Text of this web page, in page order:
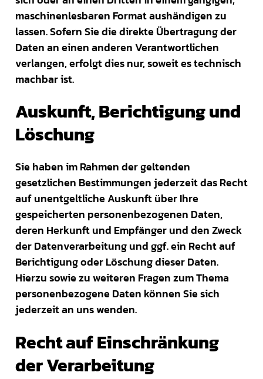
maschinenlesbaren Format aushändigen zu
lassen. Sofern Sie die direkte Übertragung der
Daten an einen anderen Verantwortlichen
verlangen, erfolgt dies nur, soweit es technisch
machbar ist.
Auskunft, Berichtigung und
Löschung
Sie haben im Rahmen der geltenden
gesetzlichen Bestimmungen jederzeit das Recht
auf unentgeltliche Auskunft über Ihre
gespeicherten personenbezogenen Daten,
deren Herkunft und Empfänger und den Zweck
der Datenverarbeitung und ggf. ein Recht auf
Berichtigung oder Löschung dieser Daten.
Hierzu sowie zu weiteren Fragen zum Thema
personenbezogene Daten können Sie sich
jederzeit an uns wenden.
Recht auf Einschränkung
der Verarbeitung